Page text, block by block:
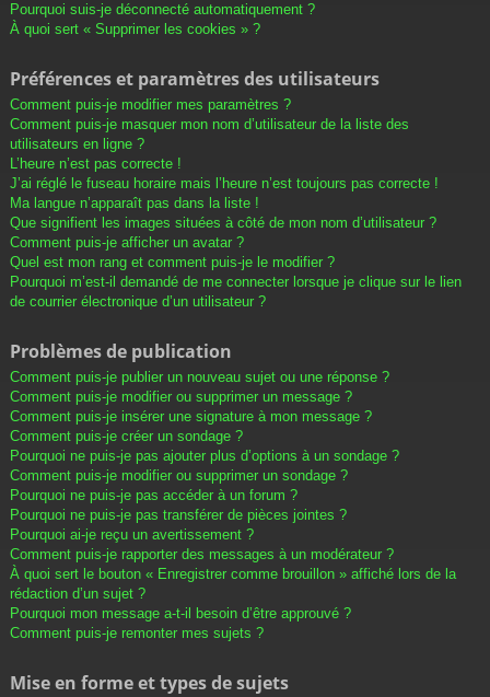
Pourquoi suis-je déconnecté automatiquement ?
À quoi sert « Supprimer les cookies » ?
Préférences et paramètres des utilisateurs
Comment puis-je modifier mes paramètres ?
Comment puis-je masquer mon nom d’utilisateur de la liste des
utilisateurs en ligne ?
L’heure n’est pas correcte !
J’ai réglé le fuseau horaire mais l’heure n’est toujours pas correcte !
Ma langue n’apparaît pas dans la liste !
Que signifient les images situées à côté de mon nom d’utilisateur ?
Comment puis-je afficher un avatar ?
Quel est mon rang et comment puis-je le modifier ?
Pourquoi m’est-il demandé de me connecter lorsque je clique sur le lien
de courrier électronique d’un utilisateur ?
Problèmes de publication
Comment puis-je publier un nouveau sujet ou une réponse ?
Comment puis-je modifier ou supprimer un message ?
Comment puis-je insérer une signature à mon message ?
Comment puis-je créer un sondage ?
Pourquoi ne puis-je pas ajouter plus d’options à un sondage ?
Comment puis-je modifier ou supprimer un sondage ?
Pourquoi ne puis-je pas accéder à un forum ?
Pourquoi ne puis-je pas transférer de pièces jointes ?
Pourquoi ai-je reçu un avertissement ?
Comment puis-je rapporter des messages à un modérateur ?
À quoi sert le bouton « Enregistrer comme brouillon » affiché lors de la
rédaction d’un sujet ?
Pourquoi mon message a-t-il besoin d’être approuvé ?
Comment puis-je remonter mes sujets ?
Mise en forme et types de sujets